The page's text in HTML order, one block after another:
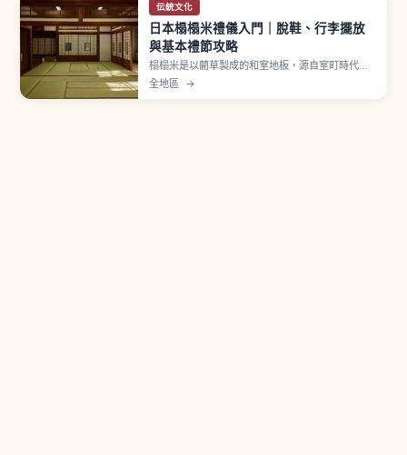
伝統文化
日本榻榻米禮儀入門｜脫鞋、行李擺放
與基本禮節攻略
榻榻米是以藺草製成的和室地板，源自室町時代以
後鋪滿房間的形式。進入和室前須脫鞋並擺正鞋尖
全地區 →